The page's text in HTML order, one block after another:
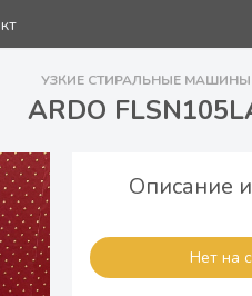
УЗКИЕ СТИРАЛЬНЫЕ МАШИНЫ
ARDO
Описание
Нет на